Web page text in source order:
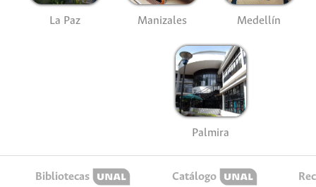
La Paz Manizales Medellín
Palmira
Bibliotecas Catálogo